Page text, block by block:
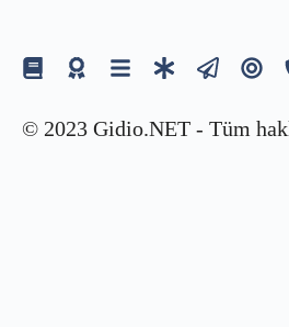
© 2023 Gidio.NET - Tüm